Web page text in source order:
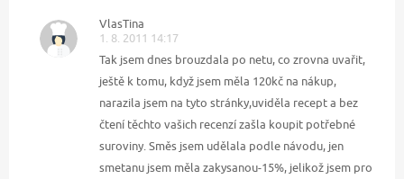
VlasTina
1. 8. 2011 14:17
Tak jsem dnes brouzdala po netu, co zrovna uvařit,
ještě k tomu, když jsem měla 120kč na nákup,
narazila jsem na tyto stránky,uviděla recept a bez
čtení těchto vašich recenzí zašla koupit potřebné
suroviny. Směs jsem udělala podle návodu, jen
smetanu jsem měla zakysanou-15%, jelikož jsem pro